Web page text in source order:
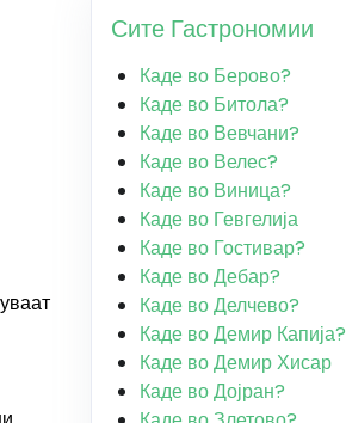
Сите Гастрономии
Каде во Берово?
Каде во Битола?
Каде во Вевчани?
Каде во Велес?
Каде во Виница?
Каде во Гевгелија
Каде во Гостивар?
Каде во Дебар?
Каде во Делчево?
Каде во Демир Капија?
Каде во Демир Хисар
Каде во Дојран?